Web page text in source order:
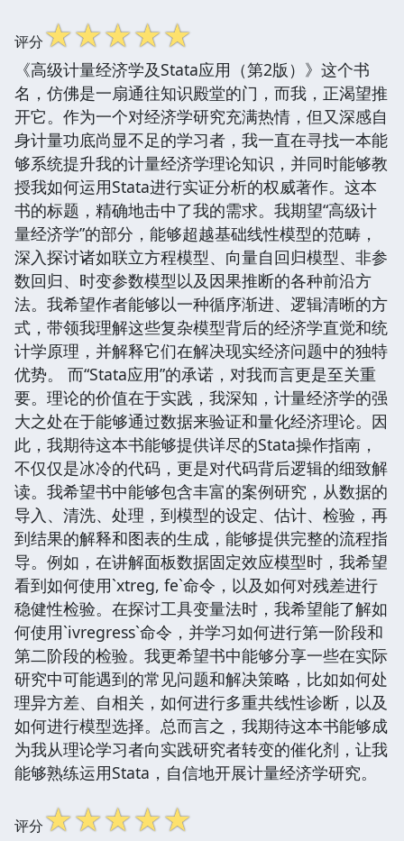
评分☆☆☆☆☆
《高级计量经济学及Stata应用（第2版）》这个书
名，仿佛是一扇通往知识殿堂的门，而我，正渴望推
开它。作为一个对经济学研究充满热情，但又深感自
身计量功底尚显不足的学习者，我一直在寻找一本能
够系统提升我的计量经济学理论知识，并同时能够教
授我如何运用Stata进行实证分析的权威著作。这本
书的标题，精确地击中了我的需求。我期望“高级计
量经济学”的部分，能够超越基础线性模型的范畴，
深入探讨诸如联立方程模型、向量自回归模型、非参
数回归、时变参数模型以及因果推断的各种前沿方
法。我希望作者能够以一种循序渐进、逻辑清晰的方
式，带领我理解这些复杂模型背后的经济学直觉和统
计学原理，并解释它们在解决现实经济问题中的独特
优势。 而“Stata应用”的承诺，对我而言更是至关重
要。理论的价值在于实践，我深知，计量经济学的强
大之处在于能够通过数据来验证和量化经济理论。因
此，我期待这本书能够提供详尽的Stata操作指南，
不仅仅是冰冷的代码，更是对代码背后逻辑的细致解
读。我希望书中能够包含丰富的案例研究，从数据的
导入、清洗、处理，到模型的设定、估计、检验，再
到结果的解释和图表的生成，能够提供完整的流程指
导。例如，在讲解面板数据固定效应模型时，我希望
看到如何使用`xtreg, fe`命令，以及如何对残差进行
稳健性检验。在探讨工具变量法时，我希望能了解如
何使用`ivregress`命令，并学习如何进行第一阶段和
第二阶段的检验。我更希望书中能够分享一些在实际
研究中可能遇到的常见问题和解决策略，比如如何处
理异方差、自相关，如何进行多重共线性诊断，以及
如何进行模型选择。总而言之，我期待这本书能够成
为我从理论学习者向实践研究者转变的催化剂，让我
能够熟练运用Stata，自信地开展计量经济学研究。
评分☆☆☆☆☆